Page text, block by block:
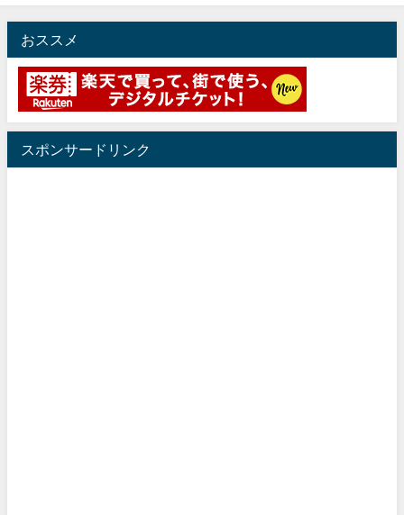
おススメ
スポンサードリンク